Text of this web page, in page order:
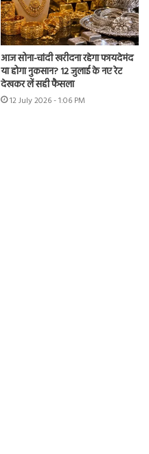
आज सोना-चांदी खरीदना रहेगा फायदेमंद
या होगा नुकसान? 12 जुलाई के नए रेट
देखकर लें सही फैसला
12 July 2026 - 1:06 PM